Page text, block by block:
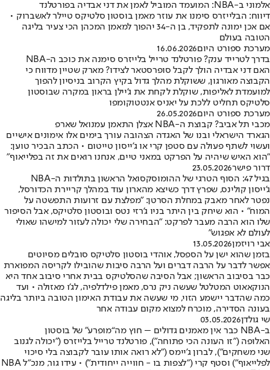
אלמוני ב-NBA: המועמד המוביל לאמן את דני אבדיה בפורטלנד
דיווח: הבלייזרס סימנו את עוזר מאמן בוסטון סלטיקס טיילר לאשברוק •
אם אכן ימונה לתפקיד, בן ה-34 יהפוך למאמן המכהן הכי צעיר בליגה
הטובה בעולם
מערכת ספורט היום16.06.2026
בדרך לטרייד ענק? פורטלנד טרייל בלייזרס סימנה את כוכב ה-NBA
האם דני אבדיה הולך לקבל סופרסטאר לצידו? מארק שטיין מדווח כי
הקבוצה מאורגון, ששוקלת מהלך גדול בקיץ הקרוב בניסיון להפוך
למועמדת לאליפות, שוקלת לקחת את ג'יילן בראון במקרה שבוסטון
סלטיקס תחליט ללכת על יאניס אנטטוקומפו
מערכת ספורט היום26.05.2026
מכבי תל אביב? קבוצת ה-NBA אצלן התאמן עמנואל שארפ
הגארד הישראלי ובנו של האגדה הצהובה עורך בימים אלו אימונים אישיים
ועשוי לשתף פעולה עם סטפן קרי או ג'ייסון טייטום • הכתב הבכיר טוען:
"הוא האיש שיהיה על הפרקט במאני טיים, אנחנו רואים את זה בפלייאוף"
דרור פישר23.05.2026
בגיל 47: הסוף הטרגי של ההומוסקסואל הראשון בתולדות ה-NBA
ג'ייסון קולינס, שפרץ דרך כשיצא מהארון עוד במהלך קריירת הכדורסל,
נפטר לאחר מאבק במחלת הסרטן: "מפלצת עם זרועות התפשטה על
המוח" • הוא שיחק בין היתר בניו ג'רזי נטס ובוסטון סלטיקס, אבל הסיפור
שלו הוא הרבה מעבר לפרקט: "הבחירה שלי יכולה לעזור למישהו שאולי
לעולם לא אפגוש"
אבי רויזמן13.05.2026
בזמן שהוא ישן על הספסל, אוהדי בוסטון סלטיקס סובלים מסיוטים
אפשר לדבר על הרבה דברים ועל הרבה סיבות שהובילו לקריסה המפוארת
כבר בסיבוב הראשון; אבל הסיבה שהסלטיקס בבית אחרי סיבוב אחד היא
הנוקאאוט המטלטל שעשה ניק נרס, מאמן פילדלפיה, לג'ו מאזולה • ועד
כמה שהדבר יישמע הזוי, מי שעשה את עבודת האימון הטובה ביותר בליגה
בעונה הסדירה, מוכרח למצוא מקום עבודה אחר
שי גולדן03.05.2026
ב-NBA כבר אין מאמנים גדולים – חוץ מה“מופרע” של בוסטון
האלופה ("זו העונה הכי פתוחה"), פורטלנד טרייל בלייזרס ("יכולה לגנוב
שני משחקים"), לברון ג'יימס ("לא רואה אותו עובר לקבוצה בלי סיכוי
לפלייאוף") וסטף קרי ("לצפות בו - חווייה ייחודית") • עידו גור, מנכ"ל NBA